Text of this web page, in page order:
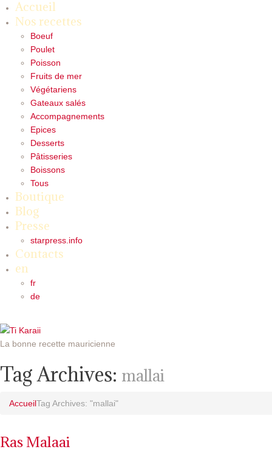
Accueil
Nos recettes
Boeuf
Poulet
Poisson
Fruits de mer
Végétariens
Gateaux salés
Accompagnements
Epices
Desserts
Pâtisseries
Boissons
Tous
Boutique
Blog
Presse
starpress.info
Contacts
en
fr
de
La bonne recette mauricienne
Tag Archives: mallai
AccueilTag Archives: "mallai"
Ras Malaai